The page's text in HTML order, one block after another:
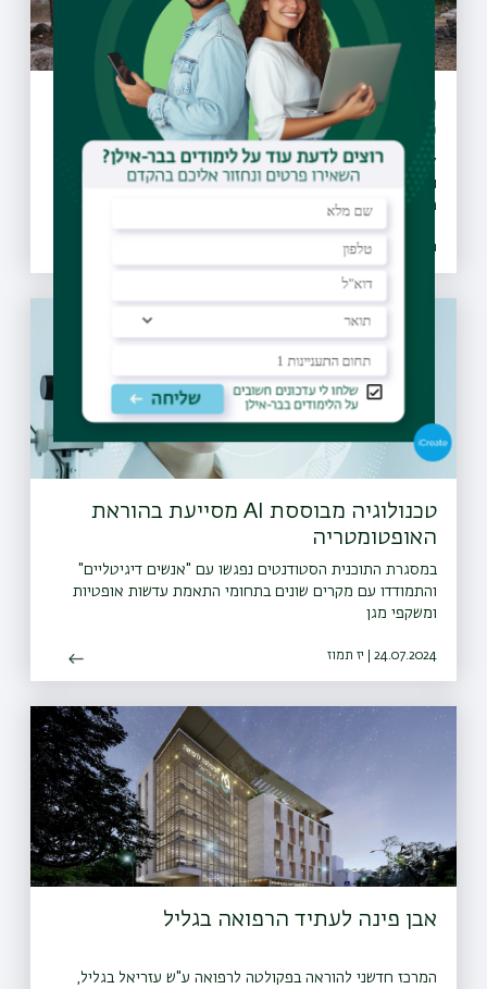
מיזם "קחו אתכם את הזבל" יקודם בעולם
כפורץ דרך
27 מועצות מקומיות ומועצות אזוריות חתמו על אמנת המיזם
והתחייבו לבצע הסברה, חינוך, ואכיפה ברוחו, החלו פעילויות
להצטרף גם הן למיזם
26.07.2021 | טז אב
טכנולוגיה מבוססת AI מסייעת בהוראת
האופטומטריה
במסגרת התוכנית הסטודנטים נפגשו עם "אנשים דיגיטליים"
והתמודדו עם מקרים שונים בתחומי התאמת עדשות אופטיות
ומשקפי מגן
24.07.2024 | יז תמוז
אבן פינה לעתיד הרפואה בגליל
המרכז חדשני להוראה בפקולטה לרפואה ע"ש עזריאל בגליל,